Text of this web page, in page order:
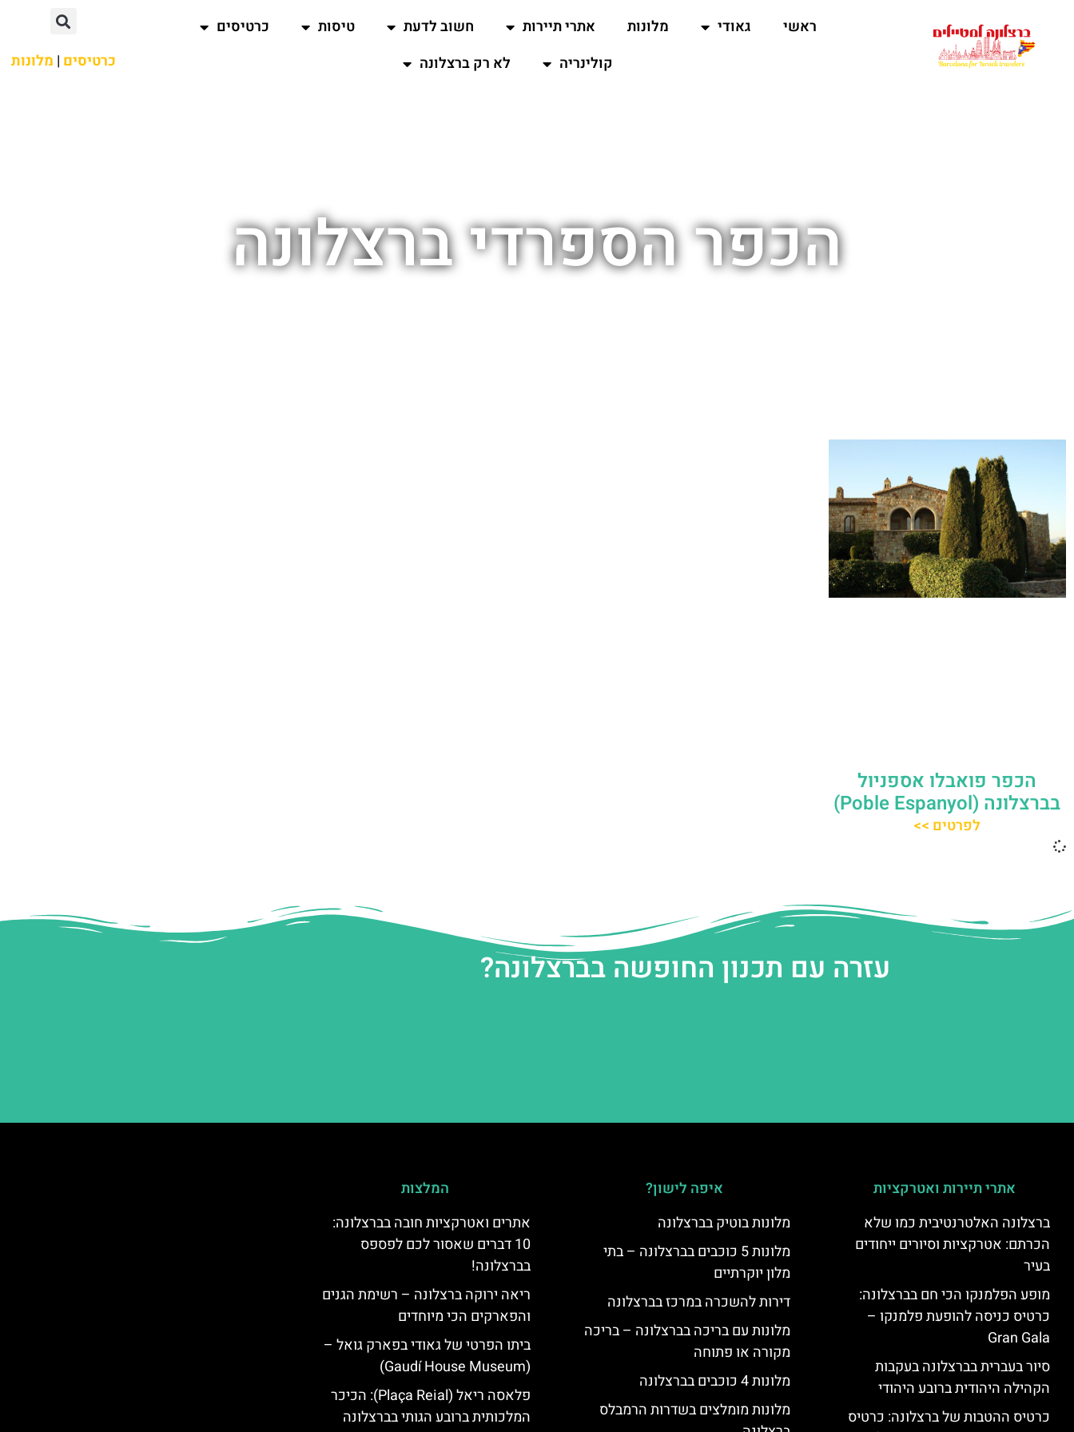
ראשי גאודי מלונות אתרי תיירות חשוב לדעת טיסות
כרטיסים
קולינריה
לא רק ברצלונה כרטיסים | מלונות
הכפר הספרדי ברצלונה
הכפר פואבלו אספניול
בברצלונה (Poble Espanyol)
לפרטים >>
עזרה עם תכנון החופשה בברצלונה?
אתרי תיירות ואטרקציות
ברצלונה האלטרנטיבית כמו שלא
הכרתם: אטרקציות וסיורים ייחודים
בעיר
מופע הפלמנקו הכי חם בברצלונה:
כרטיס כניסה להופעת פלמנקו –
Gran Gala
סיור בעברית בברצלונה בעקבות
הקהילה היהודית ברובע היהודי
כרטיס ההטבות של ברצלונה: כרטיס
איפה לישון?
מלונות בוטיק בברצלונה
מלונות 5 כוכבים בברצלונה – בתי
מלון יוקרתיים
דירות להשכרה במרכז בברצלונה
מלונות עם בריכה בברצלונה – בריכה
מקורה או פתוחה
מלונות 4 כוכבים בברצלונה
מלונות מומלצים בשדרות הרמבלס
המלצות
אתרים ואטרקציות חובה בברצלונה:
10 דברים שאסור לכם לפספס
בברצלונה!
ריאה ירוקה ברצלונה – רשימת הגנים
והפארקים הכי מיוחדים
ביתו הפרטי של גאודי בפארק גואל –
(Gaudí House Museum)
פלאסה ריאל (Plaça Reial): הכיכר
המלכותית ברובע הגותי בברצלונה